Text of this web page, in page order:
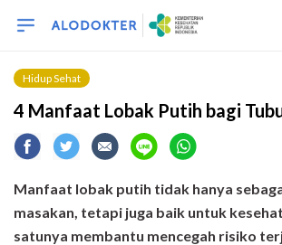
Hidup Sehat
4 Manfaat Lobak Putih bagi
Manfaat lobak putih tidak hanya
masakan, tetapi juga baik untuk
satunya membantu mencegah risiko